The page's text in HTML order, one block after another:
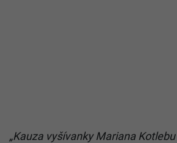
„Kauza vyšívanky Mariana